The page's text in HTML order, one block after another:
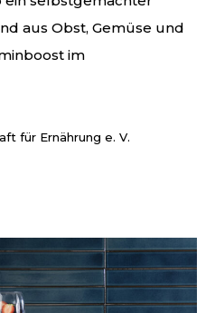
aus Obst, Gemüse und
im
für Ernährung e. V.